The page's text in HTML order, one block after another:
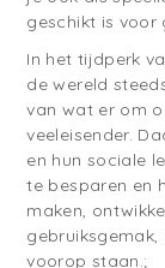
geschikt is voor
In het tijdperk
de wereld
van wat er om
veeleisender.
en hun sociale
te besparen en
maken,
voorop staan.;